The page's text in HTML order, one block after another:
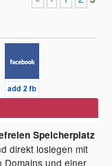
Speicherplatz
direkt loslegen mit
Domains und einer